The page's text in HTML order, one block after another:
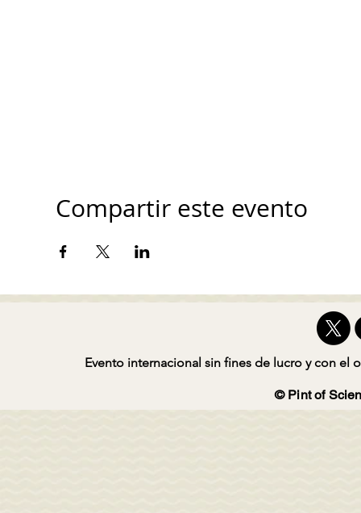
Compartir este evento
Evento internacional sin fines de lucro y con el
© Pint of